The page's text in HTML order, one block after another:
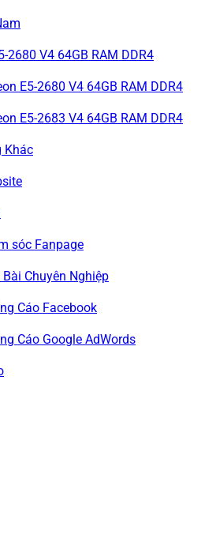
2680 V4 64GB RAM DDR4
E5-2680 V4 64GB RAM DDR4
E5-2683 V4 64GB RAM DDR4
Khác
sóc Fanpage
Chuyên Nghiệp
Cáo Facebook
Cáo Google AdWords